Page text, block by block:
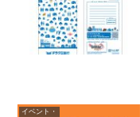
イベント・